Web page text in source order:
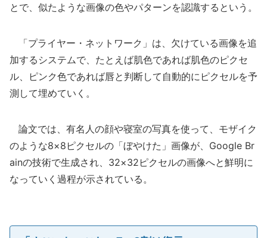
とで、似たような画像の色やパターンを認識するという。
「プライヤー・ネットワーク」は、欠けている画像を追
加するシステムで、たとえば肌色であれば肌色のピクセ
ル、ピンク色であれば唇と判断して自動的にピクセルを予
測して埋めていく。
論文では、有名人の顔や寝室の写真を使って、モザイク
のような8×8ピクセルの「ぼやけた」画像が、Google Br
ainの技術で生成され、32×32ピクセルの画像へと鮮明に
なっていく過程が示されている。